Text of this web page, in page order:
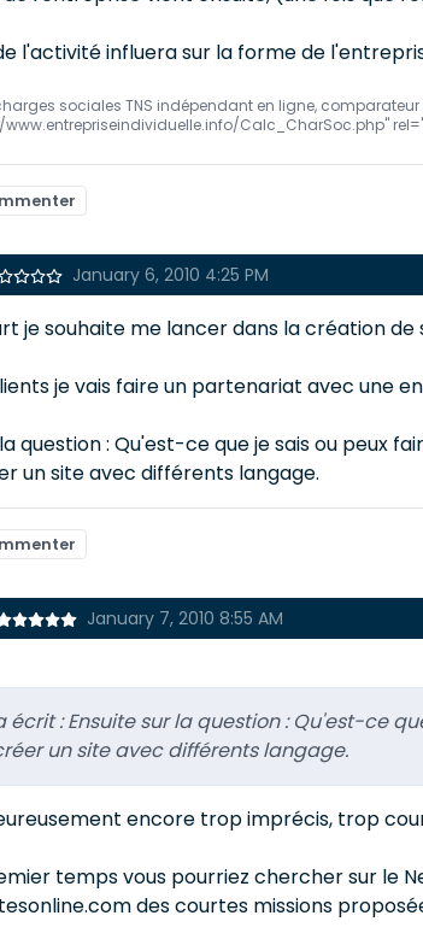
l'activité influera sur la forme de
sociales TNS indépendant en ligne, comparateur
Calc_CharSoc.php"
January 6, 2010 4:25 PM
je souhaite me lancer dans la création de
je vais faire un partenariat avec une
question : Qu'est-ce que je sais ou peux
un site avec différents langage.
January 7, 2010 8:55 AM
écrit :Ensuite sur la question : Qu'est-ce
un site avec différents langage.
encore trop imprécis, trop
temps vous pourriez chercher sur le
des courtes missions